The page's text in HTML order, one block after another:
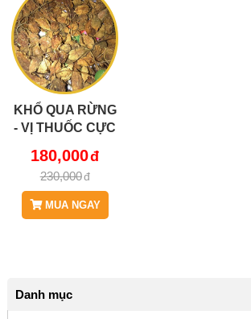
KHỔ QUA RỪNG
- VỊ THUỐC CỰC
NGƯỜI HUYẾT
ÁP CAO JD017
KHOQUARUNG
180,000
230,000
MUA NGAY
Danh mục